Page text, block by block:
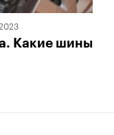
Какие шины